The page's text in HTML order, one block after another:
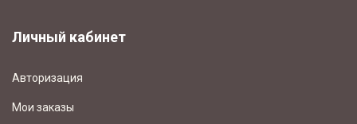
Личный кабинет
Авторизация
Мои заказы